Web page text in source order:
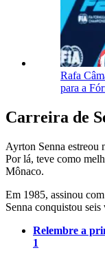
Rafa
para a
Carreira de
Ayrton Senna estreou
Por lá, teve como
Mônaco.
Em 1985, assinou
Senna conquistou
Relembre a
1